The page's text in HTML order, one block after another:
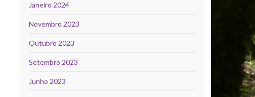
Janeiro 2024
Novembro 2023
Outubro 2023
Setembro 2023
Junho 2023